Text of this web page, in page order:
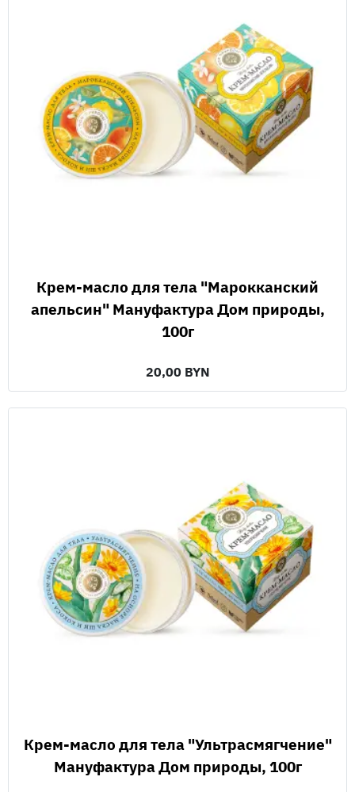
Крем-масло для тела "Марокканский
апельсин" Мануфактура Дом природы,
100г
20,00 BYN
Крем-масло для тела "Ультрасмягчение"
Мануфактура Дом природы, 100г